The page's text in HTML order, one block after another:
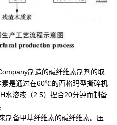
制造的碱纤维素制剂的取
素是通过在60℃的西格玛型撕碎机
水溶液（2.5）捏合20分钟而制备
备甲基纤维素的碱纤维素。压